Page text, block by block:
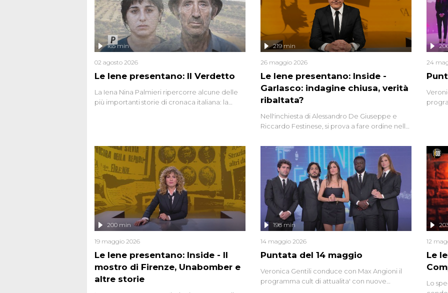
Le Iene presentano: Il Verdetto
165 min
02 agosto 2026
La Iena Nina Palmieri ripercorre alcune delle
più importanti storie di cronaca italiana: la
Le Iene presentano: Inside -
Garlasco: indagine chiusa, verità
ribaltata?
219 min
26 maggio 2026
Nell'inchiesta di Alessandro De Giuseppe e
Riccardo Festinese, si prova a fare ordine nella
continuano a emergere attorno a una delle
vicende giudiziarie più discusse degli ultimi
anni. Lo speciale ricostruisce la vicenda
mettendo in fila testimonianze, errori, dettagli
controversi e i protagonisti di un'indagine che
sembra non avere fine.
24
Le Iene presentano: Inside - Il
mostro di Firenze, Unabomber e
altre storie
200 min
19 maggio 2026
Puntata del 14 maggio
198 min
14 maggio 2026
Veronica Gentili conduce con Max Angioni il
programma cult di attualita' con nuove
Le
12
Lo